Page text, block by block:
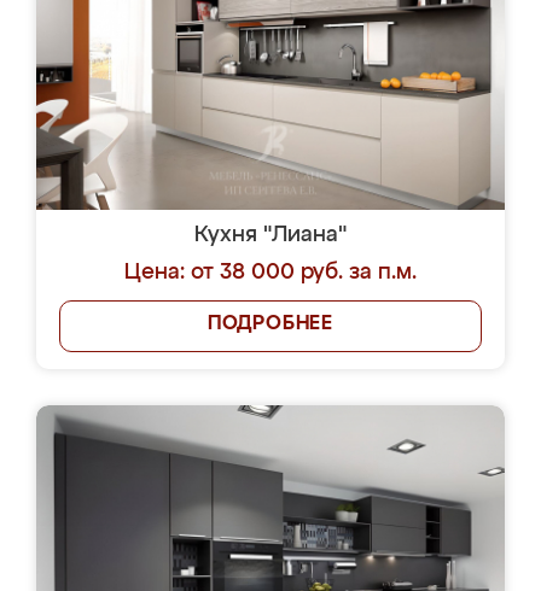
Кухня "Лиана"
Цена: от 38 000 руб. за п.м.
ПОДРОБНЕЕ